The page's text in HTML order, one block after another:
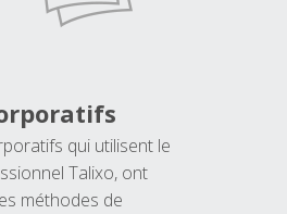
qui utilisent le
Talixo, ont
méthodes de